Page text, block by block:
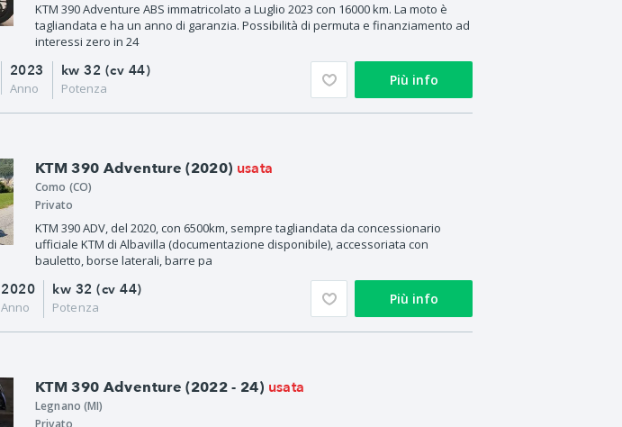
KTM 390 Adventure ABS immatricolato a Luglio 2023 con 16000 km. La moto è
tagliandata e ha un anno di garanzia. Possibilità di permuta e finanziamento ad
interessi zero in 24
2023
Anno
kw 32 (cv 44)
Potenza Più info
KTM 390 Adventure (2020) usata
Como (CO)
Privato
KTM 390 ADV, del 2020, con 6500km, sempre tagliandata da concessionario
ufficiale KTM di Albavilla (documentazione disponibile), accessoriata con
bauletto, borse laterali, barre pa
2020
Anno
kw 32 (cv 44)
Potenza Più info
KTM 390 Adventure (2022 - 24) usata
Legnano (MI)
Privato